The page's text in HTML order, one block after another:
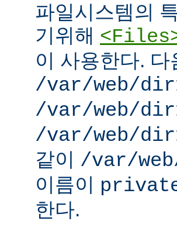
파일시스템의
기위해
이 사용한다.
/var/web/
/var/web/
/var/web/
같이 /var/
이름이
한다.